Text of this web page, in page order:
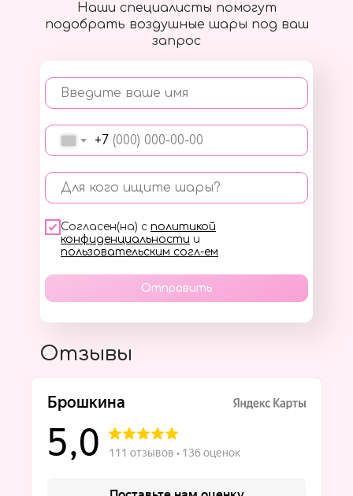
Наши специалисты помогут
подобрать воздушные шары под ваш
запрос
Введите ваше имя
+7
Для кого ищите шары?
Согласен(на) с политикой
конфиденциальности и
пользовательским согл-ем
Отправить
Отзывы